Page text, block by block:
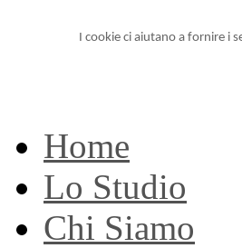
I cookie ci aiutano a fornire i
Home
Lo Studio
Chi Siamo